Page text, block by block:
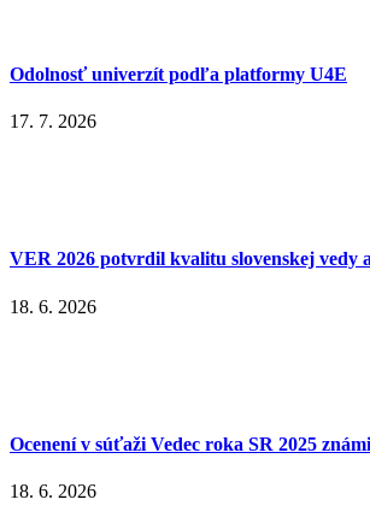
Odolnosť univerzít podľa platformy U4E
17. 7. 2026
VER 2026 potvrdil kvalitu slovenskej vedy
18. 6. 2026
Ocenení v súťaži Vedec roka SR 2025 známi
18. 6. 2026